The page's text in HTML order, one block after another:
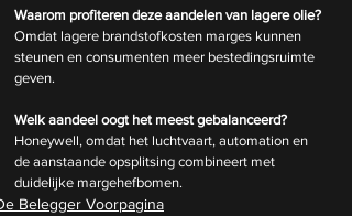
Waarom profiteren deze aandelen van lagere olie?
Omdat lagere brandstofkosten marges kunnen
steunen en consumenten meer bestedingsruimte
geven.
Welk aandeel oogt het meest gebalanceerd?
Honeywell, omdat het luchtvaart, automation en
de aanstaande opsplitsing combineert met
duidelijke margehefbomen.
Belegger Voorpagina